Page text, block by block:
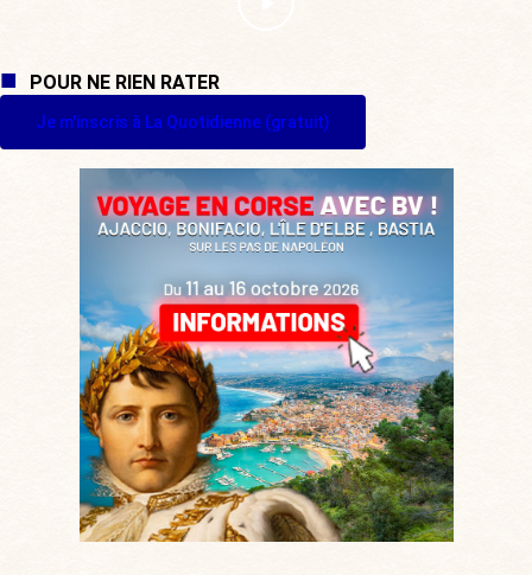
POUR NE RIEN RATER
Je m'inscris à La Quotidienne (gratuit)